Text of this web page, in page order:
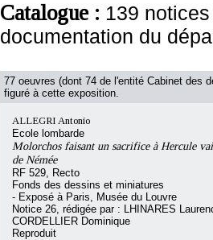
Catalogue : 139
documentation du
77 oeuvres (dont 74 de l'entité Cabinet des
figuré à cette exposition.
ALLEGRI Antonio
Ecole lombarde
Molorchos faisant un sacrifice à Hercule
de Némée
RF 529, Recto
Fonds des dessins et miniatures
- Exposé à Paris, Musée du Louvre
Notice 26, rédigée par : LHINARES
CORDELLIER Dominique
Reproduit